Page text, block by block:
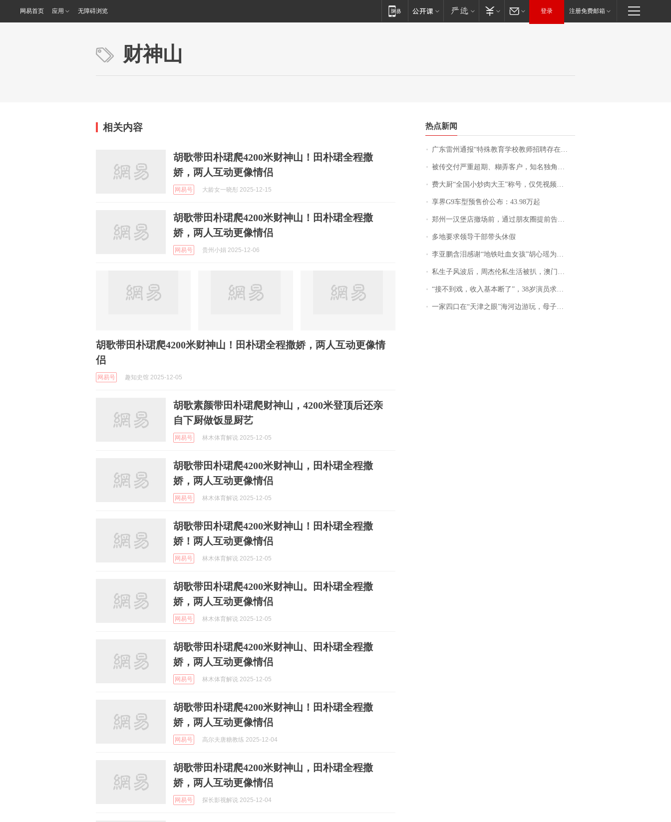
网易首页 应用 无障碍浏览 登录 注册免费邮箱
财神山
相关内容
胡歌带田朴珺爬4200米财神山！田朴珺全程撒
娇，两人互动更像情侣
网易号 大龄女一晓彤 2025-12-15
胡歌带田朴珺爬4200米财神山！田朴珺全程撒
娇，两人互动更像情侣
网易号 贵州小娟 2025-12-06
胡歌带田朴珺爬4200米财神山！田朴珺全程撒娇，两人互动更像情
侣
网易号 趣知史馆 2025-12-05
胡歌素颜带田朴珺爬财神山，4200米登顶后还亲
自下厨做饭显厨艺
网易号 林木体育解说 2025-12-05
胡歌带田朴珺爬4200米财神山，田朴珺全程撒
娇，两人互动更像情侣
网易号 林木体育解说 2025-12-05
胡歌带田朴珺爬4200米财神山！田朴珺全程撒
娇！两人互动更像情侣
网易号 林木体育解说 2025-12-05
胡歌带田朴珺爬4200米财神山。田朴珺全程撒
娇，两人互动更像情侣
网易号 林木体育解说 2025-12-05
胡歌带田朴珺爬4200米财神山、田朴珺全程撒
娇，两人互动更像情侣
网易号 林木体育解说 2025-12-05
胡歌带田朴珺爬4200米财神山！田朴珺全程撒
娇，两人互动更像情侣
网易号 高尔夫唐糖教练 2025-12-04
胡歌带田朴珺爬4200米财神山，田朴珺全程撒
娇，两人互动更像情侣
网易号 探长影视解说 2025-12-04
热点新闻
广东雷州通报“特殊教育学校教师招聘存在违规行为”：已启动问责程序 副校长被停职
被传交付严重超期、糊弄客户，知名独角兽车企创始人回应：都没证据，将依法采取措施，“本人长期与美国交管局保持沟通，对方表示肯定”
费大厨“全国小炒肉大王”称号，仅凭视频评出？中国烹饪协会回应
享界G9车型预售价公布：43.98万起
郑州一汉堡店撤场前，通过朋友圈提前告知逐一退费，有顾客仅剩1元也全被退回，分文不少；顾客：言而有信，让人感动
多地要求领导干部带头休假
李亚鹏含泪感谢“地铁吐血女孩”胡心瑶为嫣然天使捐99999元：这份捐赠太沉重，尊重其捐赠意愿，个人向胡心瑶和她的病友之家各捐赠99999元
私生子风波后，周杰伦私生活被扒，澳门输10亿传闻早已经水落石出
“接不到戏，收入基本断了”，38岁演员求职景区NPC：工作量断崖式下跌，留给我试错的时间不多了
一家四口在“天津之眼”海河边游玩，母子俩不幸溺亡